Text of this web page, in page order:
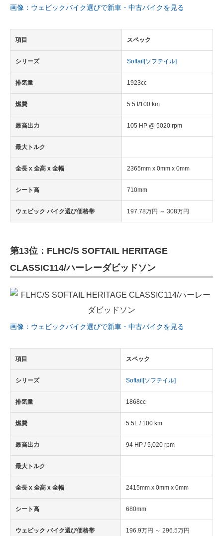
画像：ウェビックバイク選びで新車・中古バイクを見る
項目 スペック
シリーズ Softail[ソフテイル]
排気量 1923cc
燃費 5.5 l/100 km
最高出力 105 HP @ 5020 rpm
最大トルク
全長 x 全高 x 全幅 2365mm x 0mm x 0mm
シート高 710mm
ウェビック バイク選び価格帯 197.78万円 ～ 308万円
第13位：FLHC/S SOFTAIL HERITAGE
CLASSIC114/ハーレーダビッドソン
画像：ウェビックバイク選びで新車・中古バイクを見る
項目 スペック
シリーズ Softail[ソフテイル]
排気量 1868cc
燃費 5.5L / 100 km
最高出力 94 HP / 5,020 rpm
最大トルク
全長 x 全高 x 全幅 2415mm x 0mm x 0mm
シート高 680mm
ウェビック バイク選び価格帯 196.9万円 ～ 296.5万円